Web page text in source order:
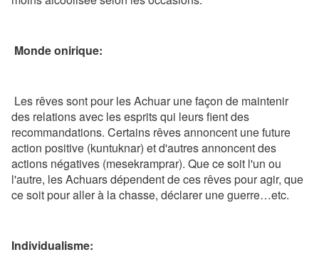
Monde onirique:
Les rêves sont pour les Achuar une façon de maintenir
des relations avec les esprits qui leurs fient des
recommandations. Certains rêves annoncent une future
action positive (kuntuknar) et d'autres annoncent des
actions négatives (mesekramprar). Que ce soit l'un ou
l'autre, les Achuars dépendent de ces rêves pour agir, que
ce soit pour aller à la chasse, déclarer une guerre…etc.
Individualisme: